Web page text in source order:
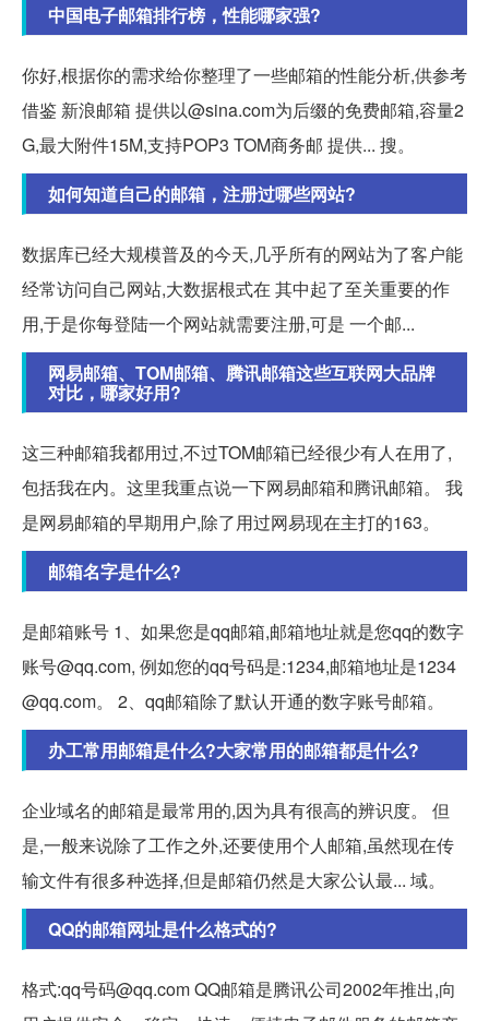
中国电子邮箱排行榜，性能哪家强?
你好,根据你的需求给你整理了一些邮箱的性能分析,供参考
借鉴 新浪邮箱 提供以@sina.com为后缀的免费邮箱,容量2
G,最大附件15M,支持POP3 TOM商务邮 提供... 搜。
如何知道自己的邮箱，注册过哪些网站?
数据库已经大规模普及的今天,几乎所有的网站为了客户能
经常访问自己网站,大数据根式在 其中起了至关重要的作
用,于是你每登陆一个网站就需要注册,可是 一个邮...
网易邮箱、TOM邮箱、腾讯邮箱这些互联网大品牌
对比，哪家好用?
这三种邮箱我都用过,不过TOM邮箱已经很少有人在用了,
包括我在内。这里我重点说一下网易邮箱和腾讯邮箱。 我
是网易邮箱的早期用户,除了用过网易现在主打的163。
邮箱名字是什么?
是邮箱账号 1、如果您是qq邮箱,邮箱地址就是您qq的数字
账号@qq.com, 例如您的qq号码是:1234,邮箱地址是1234
@qq.com。 2、qq邮箱除了默认开通的数字账号邮箱。
办工常用邮箱是什么?大家常用的邮箱都是什么?
企业域名的邮箱是最常用的,因为具有很高的辨识度。 但
是,一般来说除了工作之外,还要使用个人邮箱,虽然现在传
输文件有很多种选择,但是邮箱仍然是大家公认最... 域。
QQ的邮箱网址是什么格式的?
格式:qq号码@qq.com QQ邮箱是腾讯公司2002年推出,向